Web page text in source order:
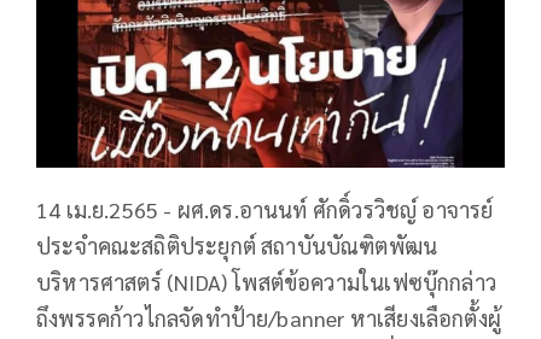
14 เม.ย.2565 - ผศ.ดร.อานนท์ ศักดิ์วรวิชญ์ อาจารย์
ประจำคณะสถิติประยุกต์ สถาบันบัณฑิตพัฒน
บริหารศาสตร์ (NIDA) โพสต์ข้อความในเฟซบุ๊กกล่าว
ถึงพรรคก้าวไกลจัดทำป้าย/banner หาเสียงเลือกตั้งผู้